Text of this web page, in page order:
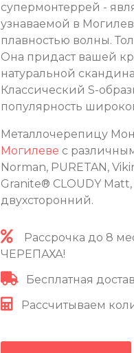
супермонтеррей -
узнаваемой в
плавностью волны.
Она придаст вашей
натуральной
Классический S-
популярность
Металлочерепицу
Могилеве с
Norman, PURETAN,
Granite® CLOUDY
двухсторонний.
Рассрочка до 8
ЧЕРЕПАХА!
Бесплатная
Рассчитываем